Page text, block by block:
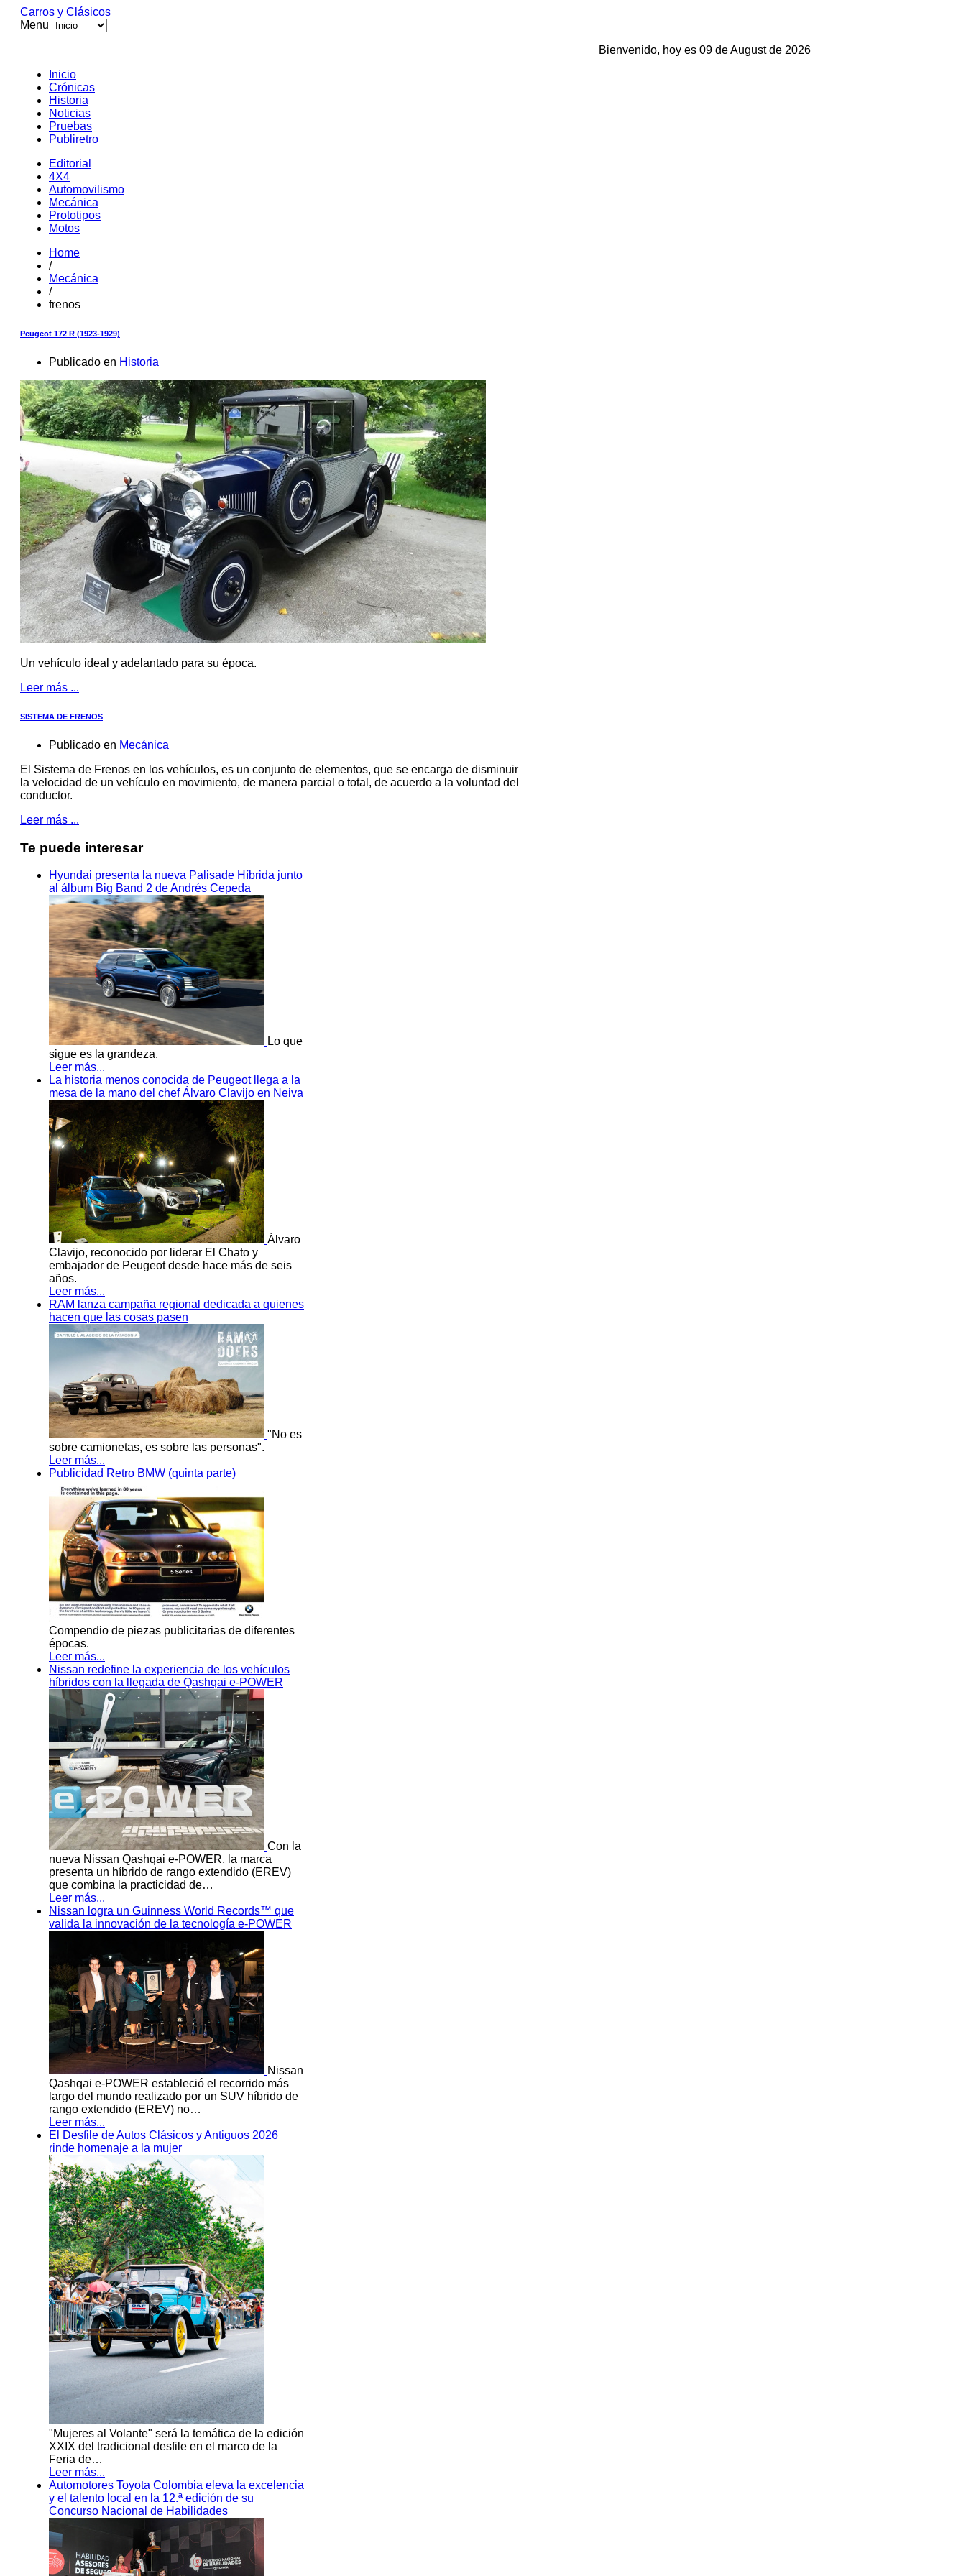
Carros y Clásicos
Menu
Bienvenido, hoy es 09 de August de 2026
Inicio
Crónicas
Historia
Noticias
Pruebas
Publiretro
Editorial
4X4
Automovilismo
Mecánica
Prototipos
Motos
Home
/
Mecánica
/
frenos
Peugeot 172 R (1923-1929)
Publicado en Historia
Un vehículo ideal y adelantado para su época.
Leer más ...
SISTEMA DE FRENOS
Publicado en Mecánica
El Sistema de Frenos en los vehículos, es un conjunto de elementos, que se encarga de disminuir
la velocidad de un vehículo en movimiento, de manera parcial o total, de acuerdo a la voluntad del
conductor.
Leer más ...
Te puede interesar
Hyundai presenta la nueva Palisade Híbrida junto
al álbum Big Band 2 de Andrés Cepeda
Lo que
sigue es la grandeza.
Leer más...
La historia menos conocida de Peugeot llega a la
mesa de la mano del chef Álvaro Clavijo en Neiva
Álvaro
Clavijo, reconocido por liderar El Chato y
embajador de Peugeot desde hace más de seis
años.
Leer más...
RAM lanza campaña regional dedicada a quienes
hacen que las cosas pasen
"No es
sobre camionetas, es sobre las personas".
Leer más...
Publicidad Retro BMW (quinta parte)
Compendio de piezas publicitarias de diferentes
épocas.
Leer más...
Nissan redefine la experiencia de los vehículos
híbridos con la llegada de Qashqai e-POWER
Con la
nueva Nissan Qashqai e-POWER, la marca
presenta un híbrido de rango extendido (EREV)
que combina la practicidad de…
Leer más...
Nissan logra un Guinness World Records™ que
valida la innovación de la tecnología e-POWER
Nissan
Qashqai e-POWER estableció el recorrido más
largo del mundo realizado por un SUV híbrido de
rango extendido (EREV) no…
Leer más...
El Desfile de Autos Clásicos y Antiguos 2026
rinde homenaje a la mujer
"Mujeres al Volante" será la temática de la edición
XXIX del tradicional desfile en el marco de la
Feria de…
Leer más...
Automotores Toyota Colombia eleva la excelencia
y el talento local en la 12.ª edición de su
Concurso Nacional de Habilidades